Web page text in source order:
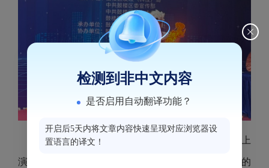
《大象牙膏》《火焰掌》等一个个趣味实验震撼上
演，以极具视觉冲击力的现场演示直观拆解化学反应的
检测到非中文内容
是否启用自动翻译功能？
开启后5天内将文章内容快速呈现对应浏览器设
置语言的译文！